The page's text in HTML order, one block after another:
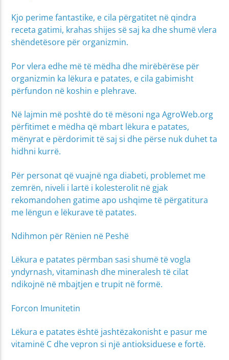
Kjo perime fantastike, e cila përgatitet në qindra
receta gatimi, krahas shijes së saj ka dhe shumë vlera
shëndetësore për organizmin.
Por vlera edhe më të mëdha dhe mirëbërëse për
organizmin ka lëkura e patates, e cila gabimisht
përfundon në koshin e plehrave.
Në lajmin më poshtë do të mësoni nga AgroWeb.org
përfitimet e mëdha që mbart lëkura e patates,
mënyrat e përdorimit të saj si dhe përse nuk duhet ta
hidhni kurrë.
Për personat që vuajnë nga diabeti, problemet me
zemrën, niveli i lartë i kolesterolit në gjak
rekomandohen gatime apo ushqime të përgatitura
me lëngun e lëkurave të patates.
Ndihmon për Rënien në Peshë
Lëkura e patates përmban sasi shumë të vogla
yndyrnash, vitaminash dhe mineralesh të cilat
ndikojnë në mbajtjen e trupit në formë.
Forcon Imunitetin
Lëkura e patates është jashtëzakonisht e pasur me
vitaminë C dhe vepron si një antioksiduese e fortë.